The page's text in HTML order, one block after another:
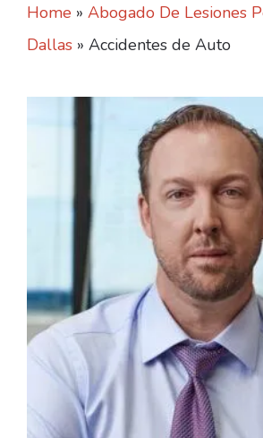
Home » Abogado De Lesiones
Dallas » Accidentes de Auto